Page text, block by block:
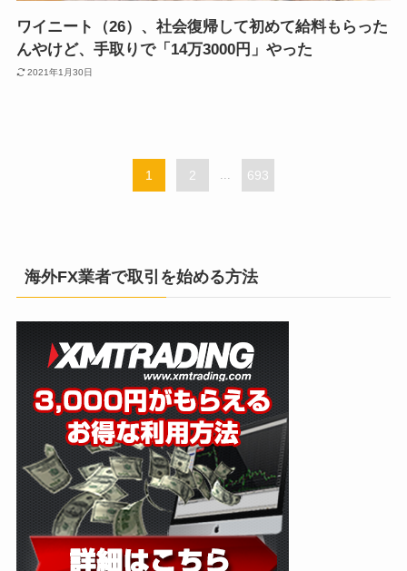
ワイニート（26）、社会復帰して初めて給料もらった
んやけど、手取りで「14万3000円」やった
2021年1月30日
1 2 ... 693
海外FX業者で取引を始める方法